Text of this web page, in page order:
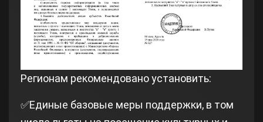
Регионам рекомендовано установить:
✅Единые базовые меры поддержки, в том